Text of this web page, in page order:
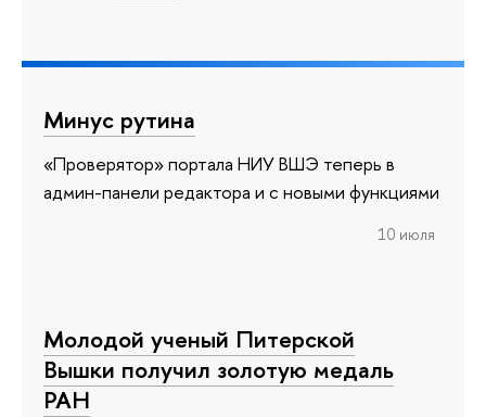
Минус рутина
«Проверятор» портала НИУ ВШЭ теперь в
админ-панели редактора и с новыми функциями
10 июля
Молодой ученый Питерской
Вышки получил золотую медаль
РАН